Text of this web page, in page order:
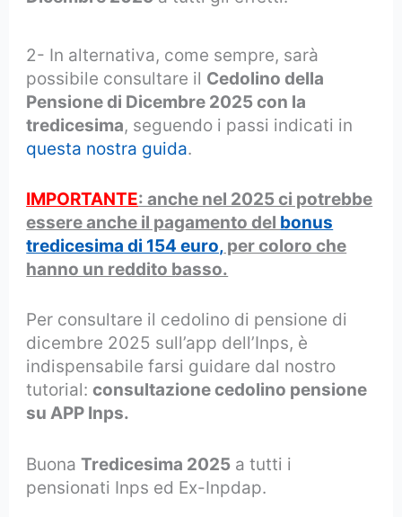
2- In alternativa, come sempre, sarà
possibile consultare il Cedolino della
Pensione di Dicembre 2025 con la
tredicesima, seguendo i passi indicati in
questa nostra guida.
IMPORTANTE: anche nel 2025 ci potrebbe
essere anche il pagamento del bonus
tredicesima di 154 euro, per coloro che
hanno un reddito basso.
Per consultare il cedolino di pensione di
dicembre 2025 sull’app dell’Inps, è
indispensabile farsi guidare dal nostro
tutorial:consultazione cedolino pensione
su APP Inps.
BuonaTredicesima 2025 a tutti i
pensionati Inps ed Ex-Inpdap.